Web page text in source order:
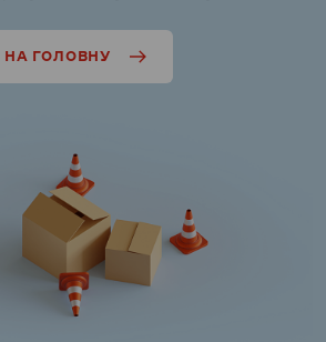
НА ГОЛОВНУ